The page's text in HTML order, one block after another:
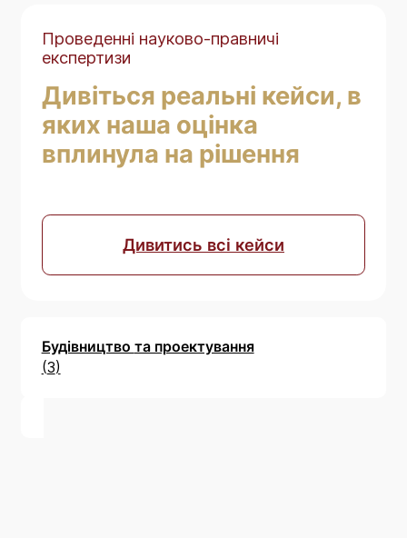
Проведенні науково-правничі
експертизи
Дивіться реальні кейси, в
яких наша оцінка
вплинула на рішення
Дивитись всі кейси
Будівництво та проектування
3